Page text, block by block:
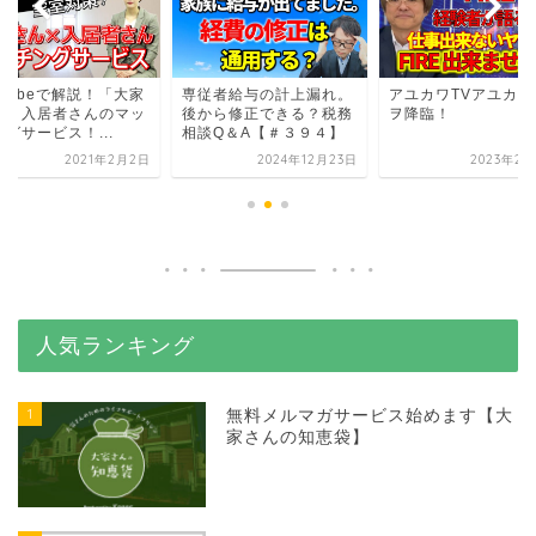
で解説！「大家
と入居者さんのマッ
グサービス！...
2021年2月2日
専従者給与の計上漏れ。
後から修正できる？税務
相談Q＆A【＃３９４】
2024年12月23日
アユカワTVアユカ
ヲ降臨！
2023年2
人気ランキング
1
無料メルマガサービス始めます【大
家さんの知恵袋】